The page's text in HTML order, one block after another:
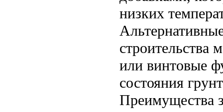
низких
строительства
или винтовые
состояния
Преимущества